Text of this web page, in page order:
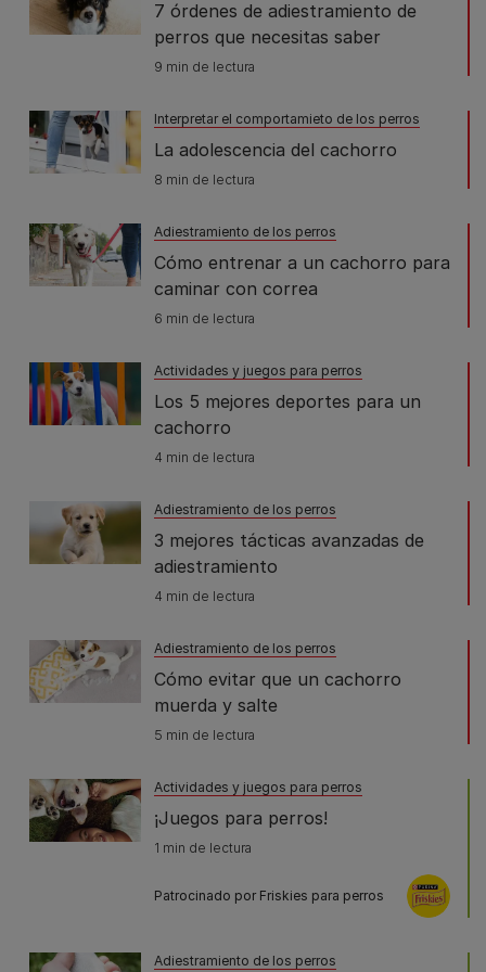
7 órdenes de adiestramiento de
perros que necesitas saber
9 min de lectura
Interpretar el comportamieto de los perros
La adolescencia del cachorro
8 min de lectura
Adiestramiento de los perros
Cómo entrenar a un cachorro para
caminar con correa
6 min de lectura
Actividades y juegos para perros
Los 5 mejores deportes para un
cachorro
4 min de lectura
Adiestramiento de los perros
3 mejores tácticas avanzadas de
adiestramiento
4 min de lectura
Adiestramiento de los perros
Cómo evitar que un cachorro
muerda y salte
5 min de lectura
Actividades y juegos para perros
¡Juegos para perros!
1 min de lectura
Patrocinado por Friskies para perros
Adiestramiento de los perros